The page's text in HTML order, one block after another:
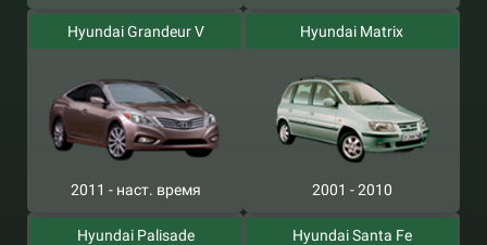
Hyundai Grandeur V
2011 - наст. время
Hyundai Matrix
2001 - 2010
Hyundai Palisade Hyundai Santa Fe